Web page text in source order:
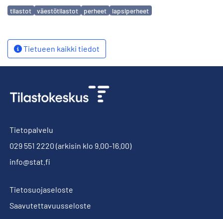
Avainsanat
tilastot väestötilastot perheet lapsiperheet
Tietueen kaikki tiedot
Tietopalvelu
029 551 2220 (arkisin klo 9.00-16.00)
info@stat.fi
Tietosuojaseloste
Saavutettavuusseloste